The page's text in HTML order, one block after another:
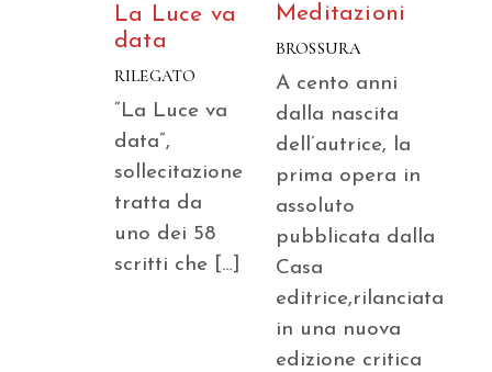
La Luce va
data
RILEGATO
“La Luce va
data”,
sollecitazione
tratta da
uno dei 58
scritti che […]
Meditazioni
BROSSURA
A cento anni
dalla nascita
dell’autrice, la
prima opera in
assoluto
pubblicata dalla
Casa
editrice,rilanciata
in una nuova
edizione critica